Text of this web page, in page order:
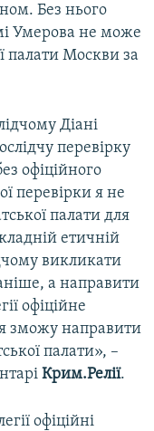
Без нього
Умерова не може
палати Москви за
Діані
перевірку
офіційного
перевірки я не
палати для
етичній
викликати
а направити
офіційне
я зможу направити
палати», –
Крим.Релії.
офіційні